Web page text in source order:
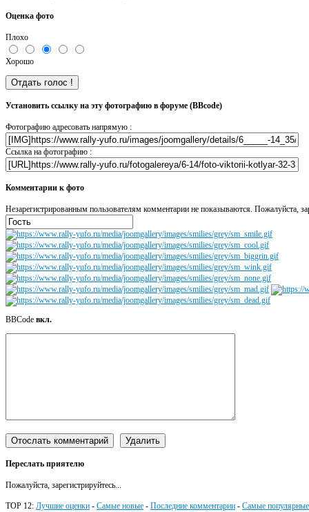
Оценка фото
Плохо
Хорошо
Установить ссылку на эту фотографию в форуме (BBcode)
Фотографию адресовать напрямую :
Ссылка на фотографию :
Комментарии к фото
Незарегистрированным пользователям комментарии не показываются. Пожалуйста,
BBCode вкл.
Переслать приятелю
Пожалуйста, зарегистрируйтесь...
TOP 12: Лучшие оценки - Самые новые - Последние комментарии - Самые популярные